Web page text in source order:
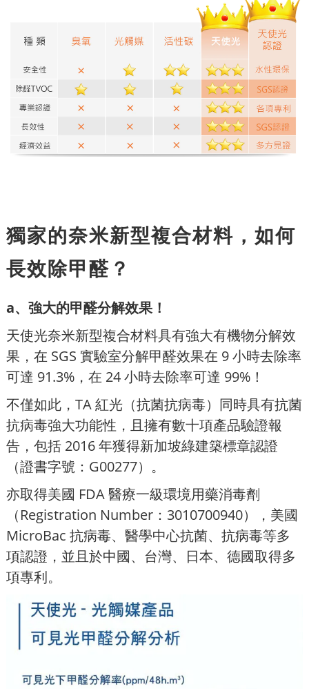
獨家的奈米新型複合材料，如何
長效除甲醛？
a、強大的甲醛分解效果！
天使光奈米新型複合材料具有強大有機物分解效
果，在 SGS 實驗室分解甲醛效果在 9 小時去除率
可達 91.3%，在 24 小時去除率可達 99%！
不僅如此，TA 紅光（抗菌抗病毒）同時具有抗菌
抗病毒強大功能性，且擁有數十項產品驗證報
告，包括 2016 年獲得新加坡綠建築標章認證
（證書字號：G00277）。
亦取得美國 FDA 醫療一級環境用藥消毒劑
（Registration Number：3010700940），美國
MicroBac 抗病毒、醫學中心抗菌、抗病毒等多
項認證，並且於中國、台灣、日本、德國取得多
項專利。